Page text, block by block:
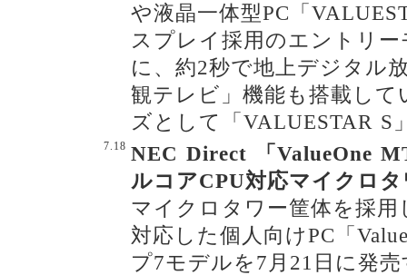
や液晶一体型PC「
スプレイ採用のエントリ
に、約2秒で地上デジタル
観テレビ」機能も搭載し
ズとして「VALUESTAR S
7.18 NEC Direct 「ValueOne
ルコアCPU対応マイクロ
マイクロタワー筐体を採
対応した個人向けPC「
プ7モデルを7月21日に発